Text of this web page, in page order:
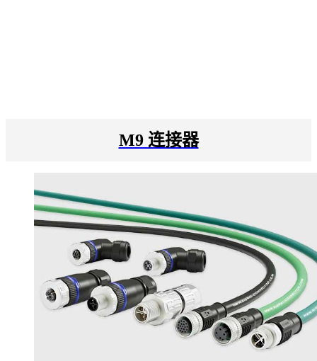
M9 连接器